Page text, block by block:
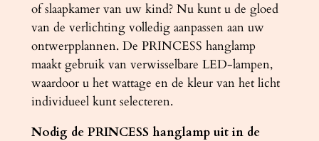
of slaapkamer van uw kind? Nu kunt u de gloed
van de verlichting volledig aanpassen aan uw
ontwerpplannen. De PRINCESS hanglamp
maakt gebruik van verwisselbare LED-lampen,
waardoor u het wattage en de kleur van het licht
individueel kunt selecteren.
Nodig de PRINCESS hanglamp uit in de